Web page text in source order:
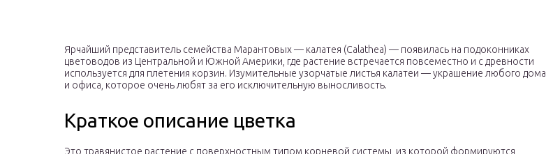
Ярчайший представитель семейства Марантовых — калатея (Calathea) — появилась на подоконниках
цветоводов из Центральной и Южной Америки, где растение встречается повсеместно и с древности
используется для плетения корзин. Изумительные узорчатые листья калатеи — украшение любого дома
и офиса, которое очень любят за его исключительную выносливость.
Краткое описание цветка
Это травянистое растение с поверхностным типом корневой системы, из которой формируются